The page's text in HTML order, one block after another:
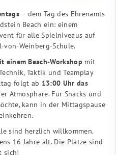
– dem Tag des Ehrenamts
Beach ein: einem
für alle Spielniveaus auf
von-Weinberg-Schule.
einem Beach-Workshop mit
Taktik und Teamplay
folgt ab 13:00 Uhr das
Atmosphäre. Für Snacks und
kann in der Mittagspause
sind herzlich willkommen.
16 Jahre alt. Die Plätze sind
sich!